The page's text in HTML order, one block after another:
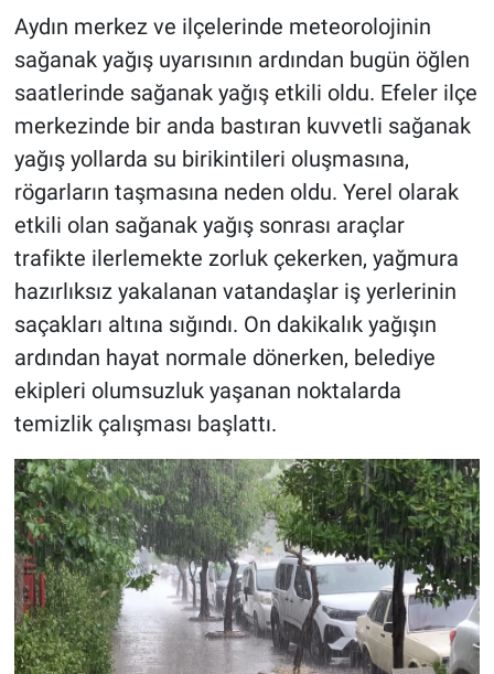
Aydın merkez ve ilçelerinde meteorolojinin
sağanak yağış uyarısının ardından bugün öğlen
saatlerinde sağanak yağış etkili oldu. Efeler ilçe
merkezinde bir anda bastıran kuvvetli sağanak
yağış yollarda su birikintileri oluşmasına,
rögarların taşmasına neden oldu. Yerel olarak
etkili olan sağanak yağış sonrası araçlar
trafikte ilerlemekte zorluk çekerken, yağmura
hazırlıksız yakalanan vatandaşlar iş yerlerinin
saçakları altına sığındı. On dakikalık yağışın
ardından hayat normale dönerken, belediye
ekipleri olumsuzluk yaşanan noktalarda
temizlik çalışması başlattı.